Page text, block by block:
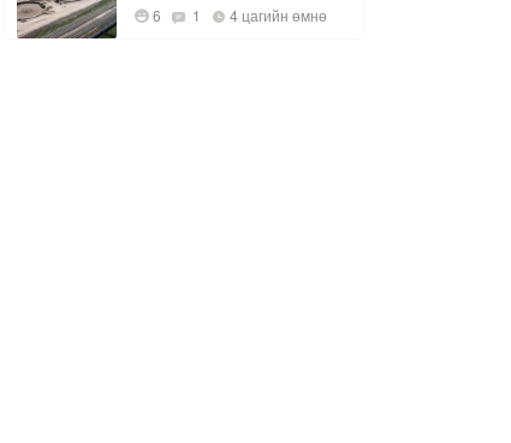
6 1 4 цагийн өмнө